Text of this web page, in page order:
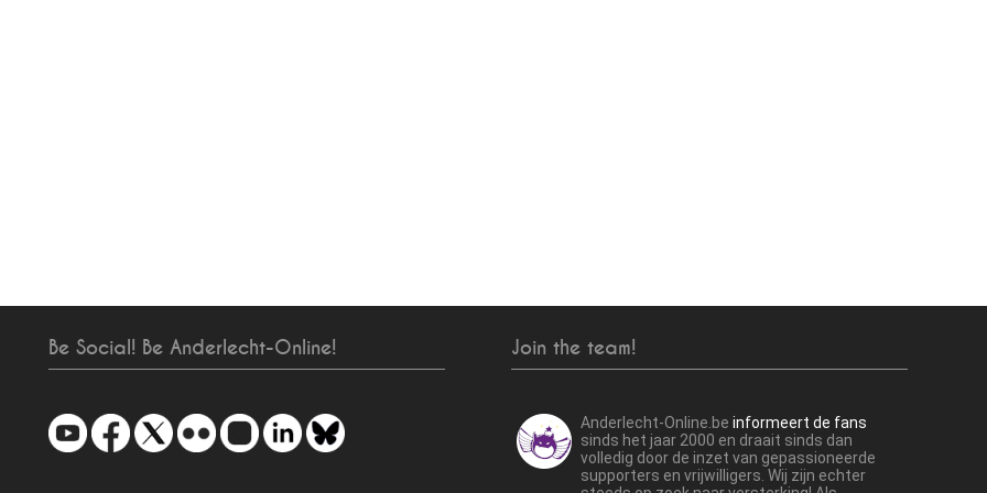
Be Social! Be Anderlecht-Online! Join the team!
Anderlecht-Online.be informeert de fans
sinds het jaar 2000 en draait sinds dan
volledig door de inzet van gepassioneerde
supporters en vrijwilligers. Wij zijn echter